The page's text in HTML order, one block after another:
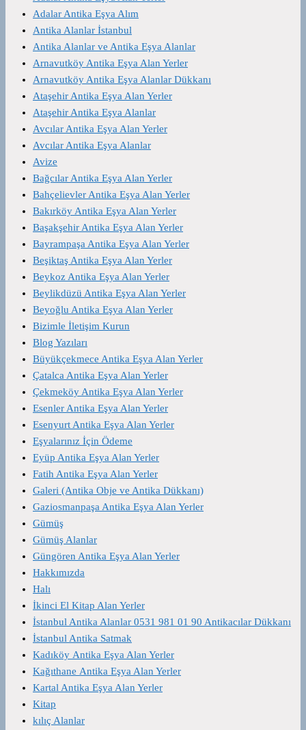
Adalar Antika Eşya Alım
Antika Alanlar İstanbul
Antika Alanlar ve Antika Eşya Alanlar
Arnavutköy Antika Eşya Alan Yerler
Arnavutköy Antika Eşya Alanlar Dükkanı
Ataşehir Antika Eşya Alan Yerler
Ataşehir Antika Eşya Alanlar
Avcılar Antika Eşya Alan Yerler
Avcılar Antika Eşya Alanlar
Avize
Bağcılar Antika Eşya Alan Yerler
Bahçelievler Antika Eşya Alan Yerler
Bakırköy Antika Eşya Alan Yerler
Başakşehir Antika Eşya Alan Yerler
Bayrampaşa Antika Eşya Alan Yerler
Beşiktaş Antika Eşya Alan Yerler
Beykoz Antika Eşya Alan Yerler
Beylikdüzü Antika Eşya Alan Yerler
Beyoğlu Antika Eşya Alan Yerler
Bizimle İletişim Kurun
Blog Yazıları
Büyükçekmece Antika Eşya Alan Yerler
Çatalca Antika Eşya Alan Yerler
Çekmeköy Antika Eşya Alan Yerler
Esenler Antika Eşya Alan Yerler
Esenyurt Antika Eşya Alan Yerler
Eşyalarınız İçin Ödeme
Eyüp Antika Eşya Alan Yerler
Fatih Antika Eşya Alan Yerler
Galeri (Antika Obje ve Antika Dükkanı)
Gaziosmanpaşa Antika Eşya Alan Yerler
Gümüş
Gümüş Alanlar
Güngören Antika Eşya Alan Yerler
Hakkımızda
Halı
İkinci El Kitap Alan Yerler
İstanbul Antika Alanlar 0531 981 01 90 Antikacılar Dükkanı
İstanbul Antika Satmak
Kadıköy Antika Eşya Alan Yerler
Kağıthane Antika Eşya Alan Yerler
Kartal Antika Eşya Alan Yerler
Kitap
kılıç Alanlar